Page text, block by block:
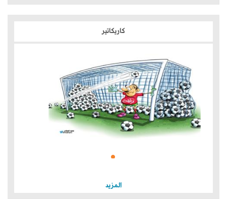
كاريكاتير
المزيد